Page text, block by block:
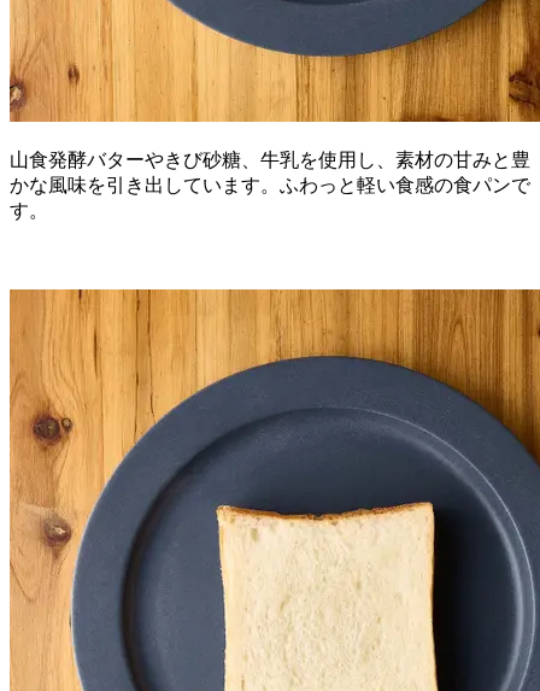
山食発酵バターやきび砂糖、牛乳を使用し、素材の甘みと豊
かな風味を引き出しています。ふわっと軽い食感の食パンで
す。